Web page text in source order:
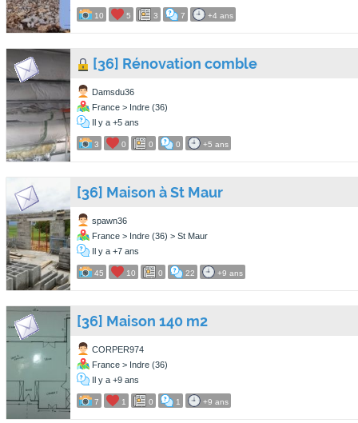
10 5 3 7 +4 ans
[36] Rénovation comble
Damsdu36
France > Indre (36)
Il y a +5 ans
3 0 0 0 +5 ans
[36] Maison à St Maur
spawn36
France > Indre (36) > St Maur
Il y a +7 ans
45 10 0 22 +9 ans
[36] Maison 140 m2
CORPER974
France > Indre (36)
Il y a +9 ans
7 1 0 1 +9 ans